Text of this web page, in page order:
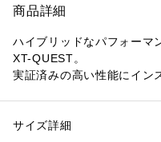
商品詳細
ハイブリッドなパフォーマ
XT-QUEST。
実証済みの高い性能にイン
兼ね備えています。
性別：メンズ
サイズ詳細